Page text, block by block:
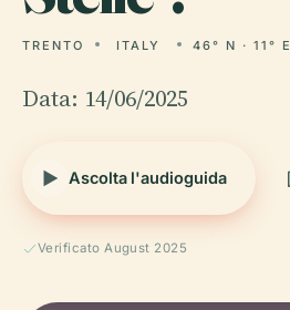
TRENTO ITALY 46° N · 11° E
Data: 14/06/2025
Ascolta l'audioguida
Verificato August 2025